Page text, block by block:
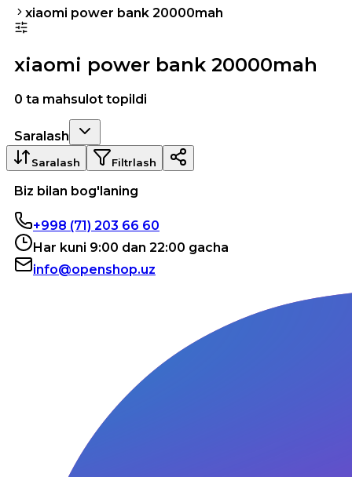
xiaomi power bank 20000mah
xiaomi power bank 20000mah
0 ta mahsulot topildi
Saralash
Saralash Filtrlash
Biz bilan bog'laning
+998 (71) 203 66 60
Har kuni 9:00 dan 22:00 gacha
info@openshop.uz